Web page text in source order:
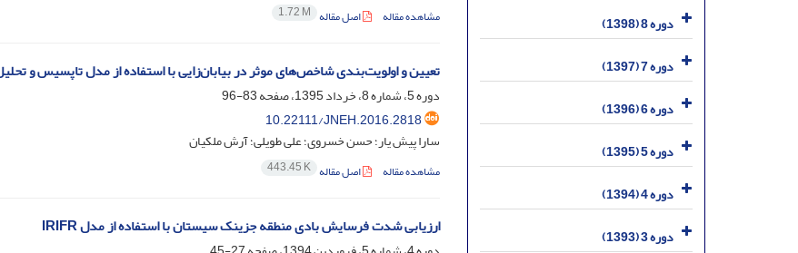
مشاهده مقاله اصل مقاله 1.72 M
تعیین و اولویت‌بندی شاخص‌های موثر در بیابان‌زایی با استفاده از مدل تاپسیس و
دوره 5، شماره 8، خرداد 1395، صفحه
83-96
10.22111/JNEH.2016.2818
سارا پیش یار؛ حسن خسروی؛ علی طویلی؛ آرش ملکیان
مشاهده مقاله اصل مقاله 443.45 K
ارزیابی شدت فرسایش بادی منطقه جزینک سیستان با استفاده از مدل IRIFR
دوره 8 (1398)
دوره 7 (1397)
دوره 6 (1396)
دوره 5 (1395)
دوره 4 (1394)
دوره 3 (1393)